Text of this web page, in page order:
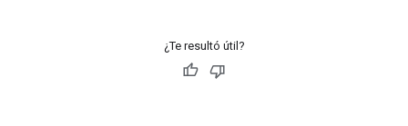
¿Te resultó útil?